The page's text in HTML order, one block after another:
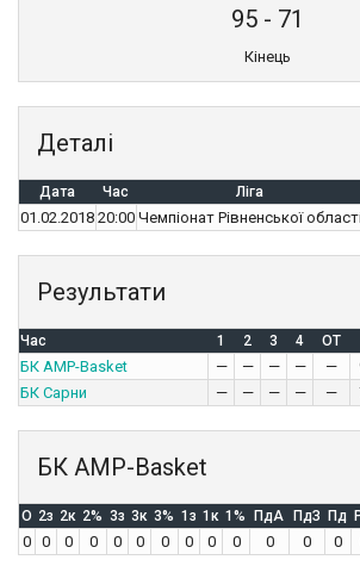
95- 71
Кінець
Деталі
Дата Час Ліга
01.02.2018 20:00 Чемпіонат Рівненської
Результати
Час 1 2 3 4 OT
БК AMP-Basket — — — — —
БК Сарни
— — — — —
БК AMP-Basket
O 2з 2к 2% 3з 3к 3% 1з 1к 1% ПдА ПдЗ Пд
0 0 0 0 0 0 0 0 0 0 0 0 0